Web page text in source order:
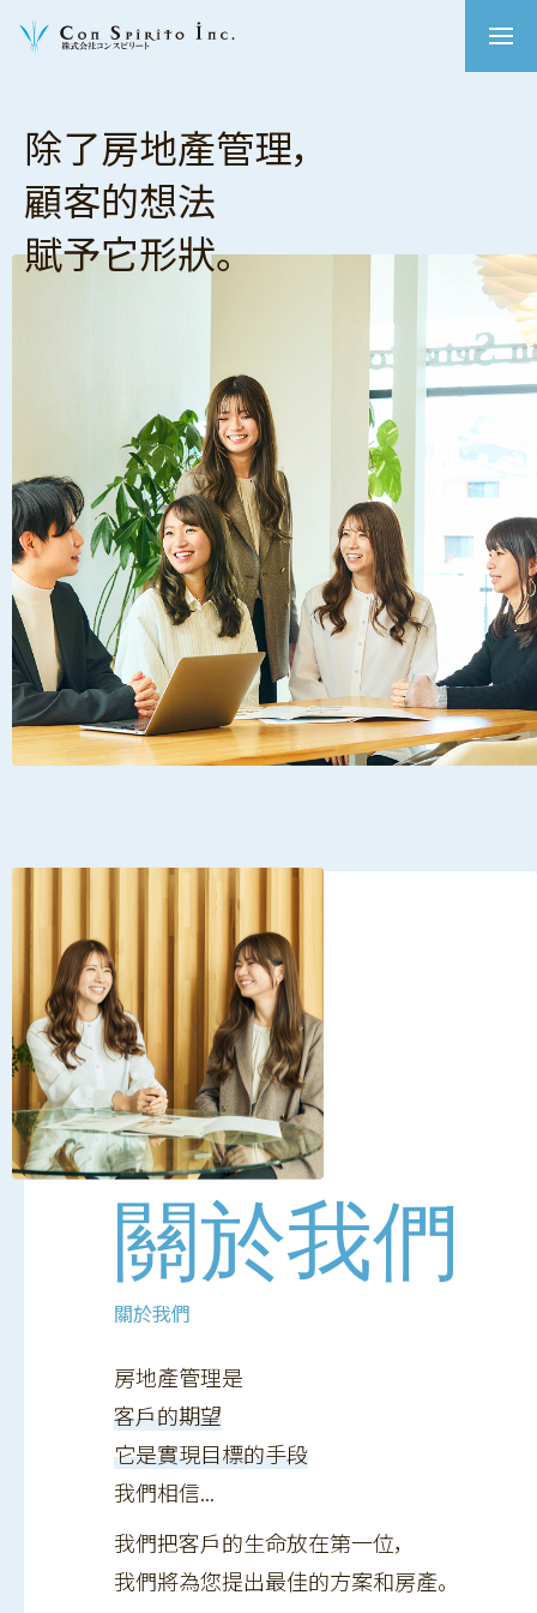
除了房地產管理，
顧客的想法
賦予它形狀。
關於我們
關於我們
房地產管理是
客戶的期望
它是實現目標的手段
我們相信...
我們把客戶的生命放在第一位，
我們將為您提出最佳的方案和房產。